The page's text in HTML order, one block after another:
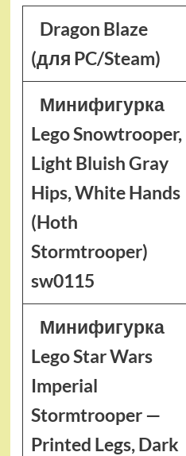
Dragon Blaze
(для PC/Steam)
Минифигурка
Lego Snowtrooper,
Light Bluish Gray
Hips, White Hands
(Hoth
Stormtrooper)
sw0115
Минифигурка
Lego Star Wars
Imperial
Stormtrooper —
Printed Legs, Dark